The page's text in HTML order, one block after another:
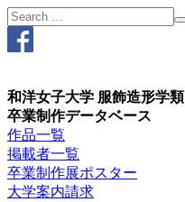
和洋女子大学 服飾造形学類
卒業制作データベース
作品一覧
掲載者一覧
卒業制作展ポスター
大学案内請求